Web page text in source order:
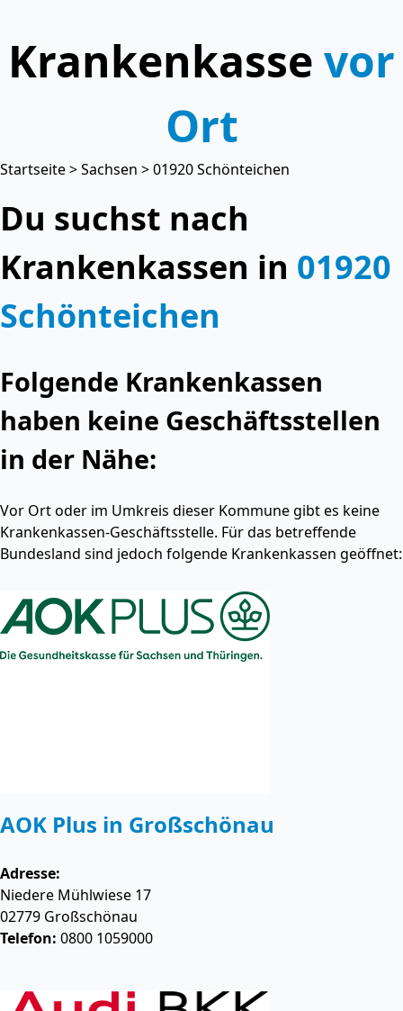
Krankenkasse vor
Ort
Startseite>Sachsen > 01920 Schönteichen
Du suchst nach
Krankenkassen in 01920
Schönteichen
Folgende Krankenkassen
haben keine Geschäftsstellen
in der Nähe:
Vor Ort oder im Umkreis dieser Kommune gibt es keine
Krankenkassen-Geschäftsstelle. Für das betreffende
Bundesland sind jedoch folgende Krankenkassen geöffnet:
AOK Plus in Großschönau
Adresse:
Niedere Mühlwiese 17
02779 Großschönau
Telefon: 0800 1059000